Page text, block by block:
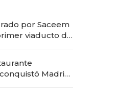
por Saceem
viaducto de
Madrid: